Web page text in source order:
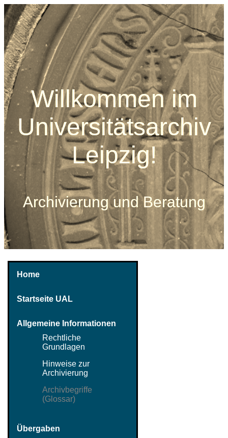
Willkommen im
Universitätsarchiv
Leipzig!
Archivierung und Beratung
Home
Startseite UAL
Allgemeine Informationen
Rechtliche
Grundlagen
Hinweise zur
Archivierung
Archivbegriffe
(Glossar)
Übergaben